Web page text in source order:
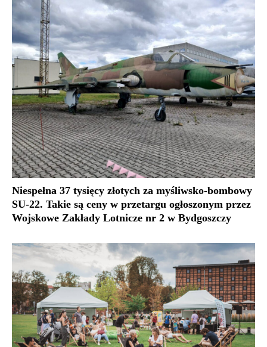
Niespełna 37 tysięcy złotych za myśliwsko-bombowy
SU-22. Takie są ceny w przetargu ogłoszonym przez
Wojskowe Zakłady Lotnicze nr 2 w Bydgoszczy